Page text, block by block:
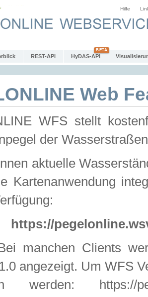
Hilfe
REST-API HyDAS-API
Web
WFS stellt
der
aktuelle
Kartenanwendung
https://
manchen Clients
angezeigt. Um WFS
werden: https://